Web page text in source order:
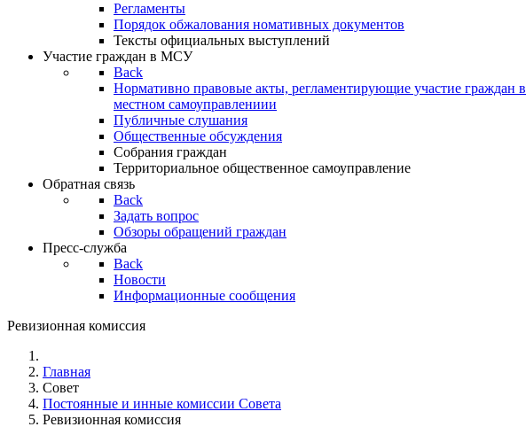
Регламенты
Порядок обжалования номативных документов
Тексты официальных выступлений
Участие граждан в МСУ
Back
Нормативно правовые акты, регламентирующие участие граждан в
местном самоуправлениии
Публичные слушания
Общественные обсуждения
Собрания граждан
Территориальное общественное самоуправление
Обратная связь
Back
Задать вопрос
Обзоры обращений граждан
Пресс-служба
Back
Новости
Информационные сообщения
Ревизионная комиссия
Главная
Совет
Постоянные и инные комиссии Совета
Ревизионная комиссия